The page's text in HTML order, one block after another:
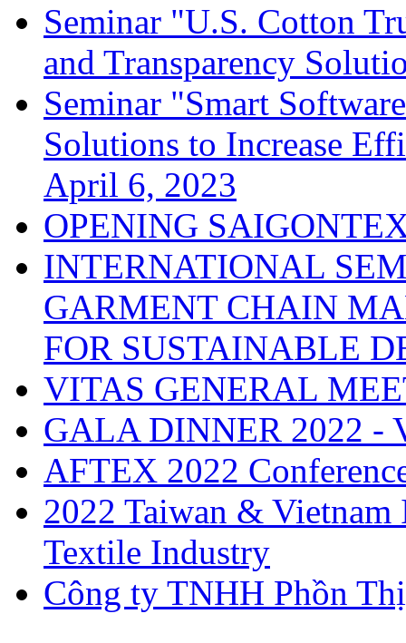
Seminar "U.S. Cotton
and Transparency
Seminar "Smart
Solutions to Increase
April 6, 2023
OPENING
INTERNATIONAL
GARMENT CHAIN
FOR SUSTAINABLE
VITAS GENERAL
GALA DINNER 2022 -
AFTEX 2022
2022 Taiwan &
Textile Industry
Công ty TNHH Phồn